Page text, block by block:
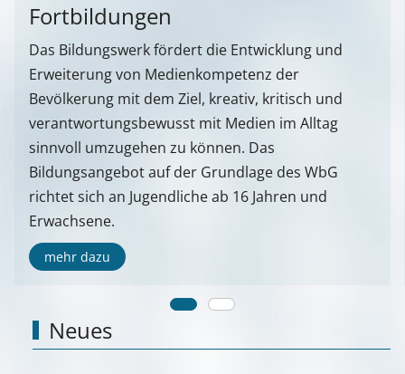
Fortbildungen
Das Bildungswerk fördert die Entwicklung und
Erweiterung von Medienkompetenz der
Bevölkerung mit dem Ziel, kreativ, kritisch und
verantwortungsbewusst mit Medien im Alltag
sinnvoll umzugehen zu können. Das
Bildungsangebot auf der Grundlage des WbG
richtet sich an Jugendliche ab 16 Jahren und
Erwachsene.
mehr dazu
Neues